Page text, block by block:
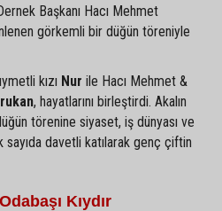
Başkanı Hacı Mehmet
görkemli bir düğün töreniyle
kızı Nur ile Hacı Mehmet &
, hayatlarını birleştirdi. Akalın
törenine siyaset, iş dünyası ve
davetli katılarak genç çiftin
Kıydır